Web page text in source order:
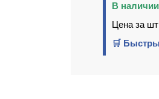
В наличии
Цена за
🛒